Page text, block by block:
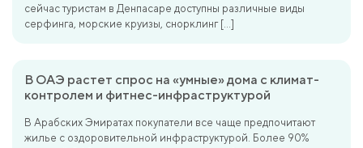
сейчас туристам в Денпасаре доступны различные виды
серфинга, морские круизы, снорклинг […]
В ОАЭ растет спрос на «умные» дома с климат-
контролем и фитнес-инфраструктурой
В Арабских Эмиратах покупатели все чаще предпочитают
жилье с оздоровительной инфраструктурой. Более 90%